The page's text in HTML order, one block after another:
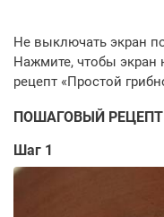
ПОШАГОВЫЙ РЕЦЕПТ
Шаг 1